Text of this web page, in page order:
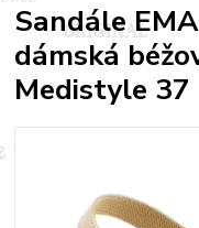
Sandále
dámská
Medistyle 37